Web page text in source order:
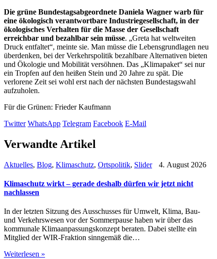
Die grüne Bundestagsabgeordnete Daniela Wagner warb für
eine ökologisch verantwortbare Industriegesellschaft, in der
ökologisches Verhalten für die Masse der Gesellschaft
erreichbar und bezahlbar sein müsse. „Greta hat weltweiten
Druck entfaltet“, meinte sie. Man müsse die Lebensgrundlagen neu
überdenken, bei der Verkehrspolitik bezahlbare Alternativen bieten
und Ökologie und Mobilität versöhnen. Das „Klimapaket“ sei nur
ein Tropfen auf den heißen Stein und 20 Jahre zu spät. Die
verlorene Zeit sei wohl erst nach der nächsten Bundestagswahl
aufzuholen.
Für die Grünen: Frieder Kaufmann
Twitter WhatsApp Telegram Facebook E-Mail
Verwandte Artikel
Aktuelles, Blog, Klimaschutz, Ortspolitik, Slider 4. August 2026
Klimaschutz wirkt – gerade deshalb dürfen wir jetzt nicht
nachlassen
In der letzten Sitzung des Ausschusses für Umwelt, Klima, Bau-
und Verkehrswesen vor der Sommerpause haben wir über das
kommunale Klimaanpassungskonzept beraten. Dabei stellte ein
Mitglied der WIR-Fraktion sinngemäß die…
Weiterlesen »